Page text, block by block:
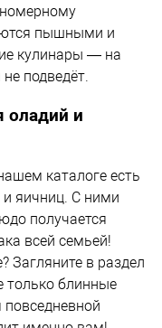
пышными и
кулинары — на
подведёт.
оладий и
каталоге есть
яичниц. С ними
получается
всей семьей!
Загляните в раздел
только блинные